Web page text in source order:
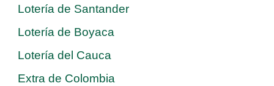
Lotería de Santander
Lotería de Boyaca
Lotería del Cauca
Extra de Colombia